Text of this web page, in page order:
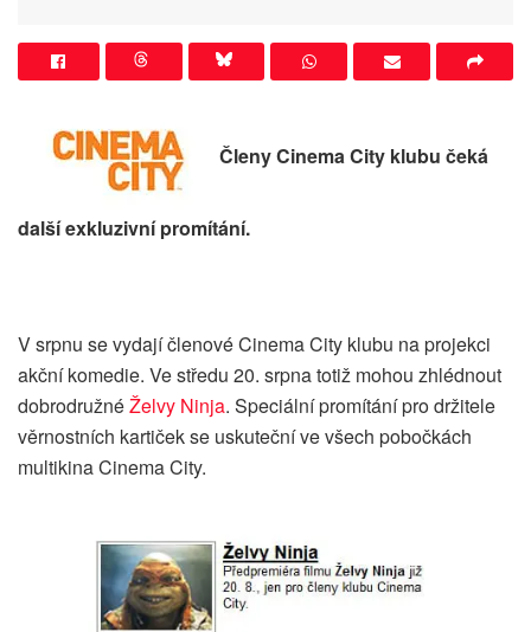
Členy Cinema City klubu čeká
další exkluzivní promítání.
V srpnu se vydají členové Cinema City klubu na projekci
akční komedie. Ve středu 20. srpna totiž mohou zhlédnout
dobrodružnéŽelvy Ninja. Speciální promítání pro držitele
věrnostních kartiček se uskuteční ve všech pobočkách
multikina Cinema City.